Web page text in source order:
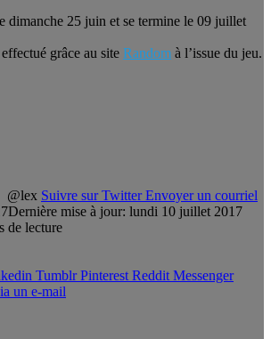
dimanche 25 juin et se termine le 09 juillet
grâce au site Random à l’issue du jeu.
@lex Suivre sur Twitter Envoyer un courriel
Dernière mise à jour: lundi 10 juillet 2017
de lecture
Tumblr Pinterest Reddit Messenger
un e-mail